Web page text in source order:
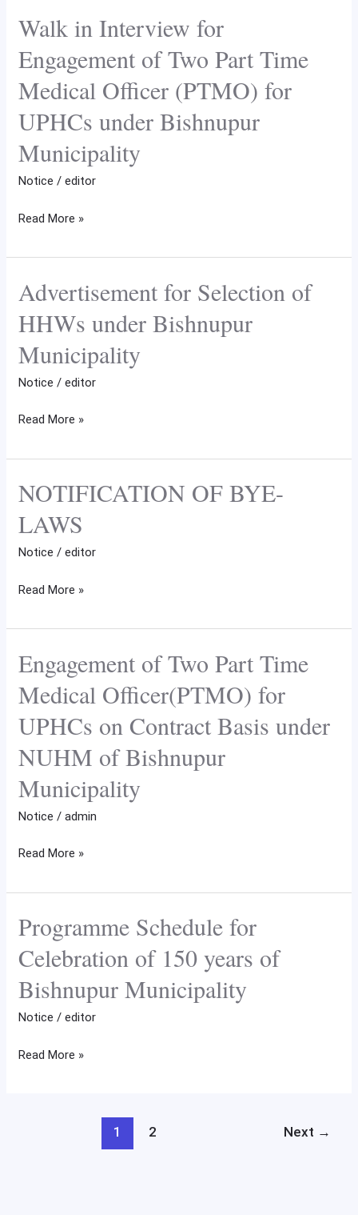
UPHCs
under
NUHM
of
Bishnupr
Municipality
Walk in Interview for
Engagement of Two Part Time
Medical Officer (PTMO) for
UPHCs under Bishnupur
Municipality
Notice /editor
Walk
Interview
for
of
Two
Part
Medical
(PTMO)
UPHCs
under
Bishnupur
Municipality
Read More »
Advertisement for Selection of
HHWs under Bishnupur
Municipality
Notice /editor
Advertisement
Selection
of
Bishnupur
Read More »
NOTIFICATION OF BYE-
LAWS
Notice /editor
NOTIFICATION
BYE-
LAWS
Read More »
Engagement of Two Part Time
Medical Officer(PTMO) for
UPHCs on Contract Basis under
NUHM of Bishnupur
Municipality
Notice /admin
Engagement
Two
Part
Medical
Officer(PTMO)
on
Basis
NUHM
of
Bishnupur
Municipality
Read More »
Programme Schedule for
Celebration of 150 years of
Bishnupur Municipality
Notice /editor
Programme
Schedule
for
Celebration
years
Read More »
1 2 Next →